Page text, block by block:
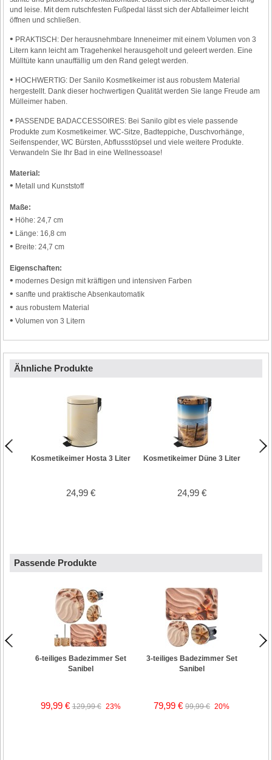
und leise. Mit dem rutschfesten Fußpedal lässt sich der Abfalleimer leicht
öffnen und schließen.
• PRAKTISCH: Der herausnehmbare Inneneimer mit einem Volumen von 3
Litern kann leicht am Tragehenkel herausgeholt und geleert werden. Eine
Mülltüte kann unauffällig um den Rand gelegt werden.
• HOCHWERTIG: Der Sanilo Kosmetikeimer ist aus robustem Material
hergestellt. Dank dieser hochwertigen Qualität werden Sie lange Freude am
Mülleimer haben.
• PASSENDE BADACCESSOIRES: Bei Sanilo gibt es viele passende
Produkte zum Kosmetikeimer. WC-Sitze, Badteppiche, Duschvorhänge,
Seifenspender, WC Bürsten, Abflussstöpsel und viele weitere Produkte.
Verwandeln Sie Ihr Bad in eine Wellnessoase!
Material:
• Metall und Kunststoff
Maße:
• Höhe: 24,7 cm
• Länge: 16,8 cm
• Breite: 24,7 cm
Eigenschaften:
• modernes Design mit kräftigen und intensiven Farben
•sanfte und praktische Absenkautomatik
•aus robustem Material
• Volumen von 3 Litern
Ähnliche Produkte
Kosmetikeimer Hosta 3 Liter
24,99 €
Kosmetikeimer Düne 3 Liter
24,99 €
Passende Produkte
6-teiliges Badezimmer Set
Sanibel
99,99 €129,99 € 23%
3-teiliges Badezimmer Set
Sanibel
79,99 €99,99 € 20%